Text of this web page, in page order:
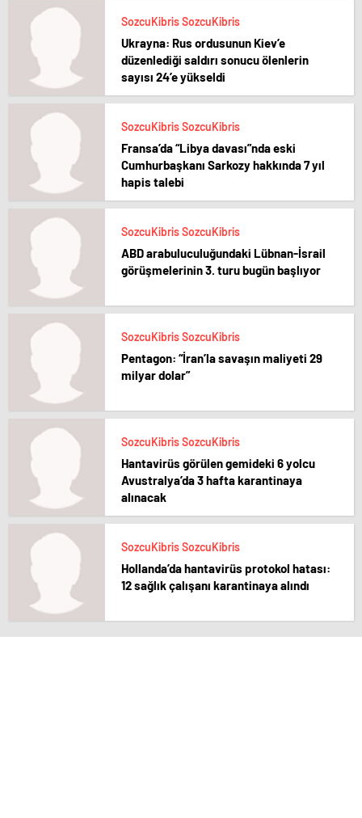
SozcuKibris SozcuKibris
Ukrayna: Rus ordusunun Kiev’e
düzenlediği saldırı sonucu ölenlerin
sayısı 24’e yükseldi
SozcuKibris SozcuKibris
Fransa’da “Libya davası”nda eski
Cumhurbaşkanı Sarkozy hakkında 7 yıl
hapis talebi
SozcuKibris SozcuKibris
ABD arabuluculuğundaki Lübnan-İsrail
görüşmelerinin 3. turu bugün başlıyor
SozcuKibris SozcuKibris
Pentagon: “İran’la savaşın maliyeti 29
milyar dolar”
SozcuKibris SozcuKibris
Hantavirüs görülen gemideki 6 yolcu
Avustralya’da 3 hafta karantinaya
alınacak
SozcuKibris SozcuKibris
Hollanda’da hantavirüs protokol hatası:
12 sağlık çalışanı karantinaya alındı